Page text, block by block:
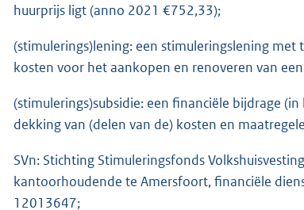
huurprijs ligt (anno 2021 €752,33);
(stimulerings)lening: een stimuleringslening
kosten voor het aankopen en renoveren van
(stimulerings)subsidie: een financiële bijdrage
dekking van (delen van de) kosten en
SVn: Stichting Stimuleringsfonds
kantoorhoudende te Amersfoort, financiële
12013647;